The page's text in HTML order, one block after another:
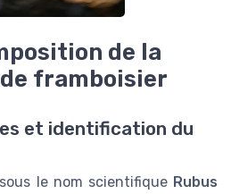
de la
framboisier
et identification du
le nom scientifique Rubus